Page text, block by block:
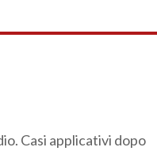
Casi applicativi dopo